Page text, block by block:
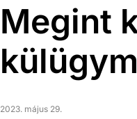
Megint
2023. május 29.